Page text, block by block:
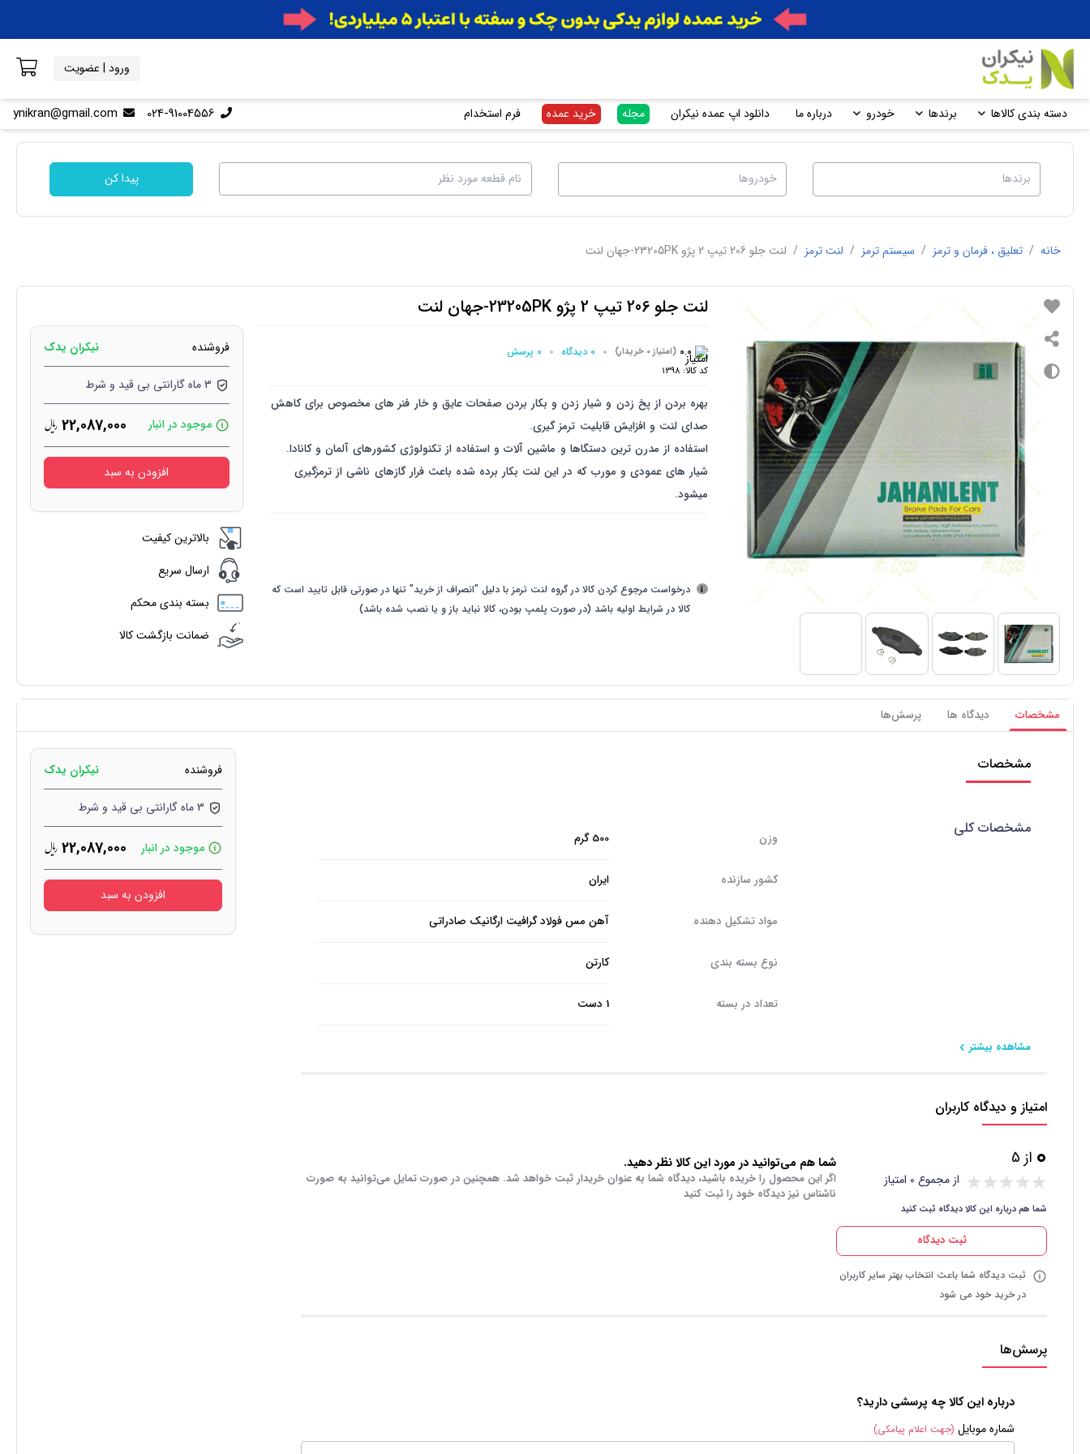
ورود | عضویت
دسته بندی کالاها برندها خودرو درباره ما دانلود اپ عمده نیکران مجله خرید عمده فرم استخدام 024-91004556
ynikran@gmail.com
پیدا کن
خانه / تعلیق ، فرمان و ترمز / سیستم ترمز / لنت ترمز / لنت جلو 206 تیپ 2 پژو 23205PK-جهان لنت
لنت جلو 206 تیپ 2 پژو 23205PK-جهان لنت
0.0 (امتیاز 0 خریدار) 0 دیدگاه 0 پرسش‌
کد کالا: 1398
بهره بردن از پخ زدن و شیار زدن و بکار بردن صفحات عایق و خار فنر های مخصوص برای کاهش
صدای لنت و افزایش قابلیت ترمز گیری.
استفاده از مدرن ترین دستگاها و ماشین آلات و استفاده از تکنولوژی کشورهای آلمان و کانادا.
شیار های عمودی و مورب که در این لنت بکار برده شده باعث فرار گازهای ناشی از ترمزگیری
میشود.
درخواست مرجوع کردن کالا در گروه لنت ترمز با دلیل "انصراف از خرید" تنها در صورتی قابل تایید است که
کالا در شرایط اولیه باشد (در صورت پلمپ بودن، کالا نباید باز و یا نصب شده باشد)
فروشنده نیکران یدک
موجود در انبار 22,087,000
افزودن به سبد
بالاترین کیفیت
ارسال سریع
بسته بندی محکم
ضمانت بازگشت کالا
مشخصات دیدگاه ها پرسش‌ها
مشخصات
مشخصات کلی
وزن 500 گرم
کشور سازنده ایران
مواد تشکیل دهنده آهن مس فولاد گرافیت ارگانیک صادراتی
نوع بسته بندی کارتن
تعداد در بسته 1 دست
مشاهده بیشتر
امتیاز و دیدگاه کاربران
0 از 5
از مجموع 0 امتیاز
شما هم درباره این کالا دیدگاه ثبت کنید
ثبت دیدگاه
ثبت دیدگاه شما باعث انتخاب بهتر سایر کاربران
در خرید خود می شود
شما هم می‌توانید در مورد این کالا نظر دهید.
اگر این محصول را خریده باشید، دیدگاه شما به عنوان خریدار ثبت خواهد شد. همچنین در صورت تمایل می‌توانید به صورت
ناشناس نیز دیدگاه خود را ثبت کنید
پرسش‌ها
درباره این کالا چه پرسشی دارید؟
شماره موبایل (جهت اعلام پیامکی)
فروشنده نیکران یدک
موجود در انبار 22,087,000
افزودن به سبد